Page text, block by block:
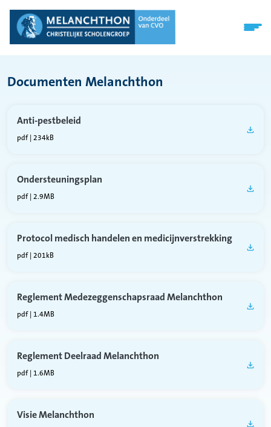
Documenten Melanchthon
Anti-pestbeleid
pdf | 234kB
Ondersteuningsplan
pdf | 2.9MB
Protocol medisch handelen en medicijnverstrekking
pdf | 201kB
Reglement Medezeggenschapsraad Melanchthon
pdf | 1.4MB
Reglement Deelraad Melanchthon
pdf | 1.6MB
Visie Melanchthon